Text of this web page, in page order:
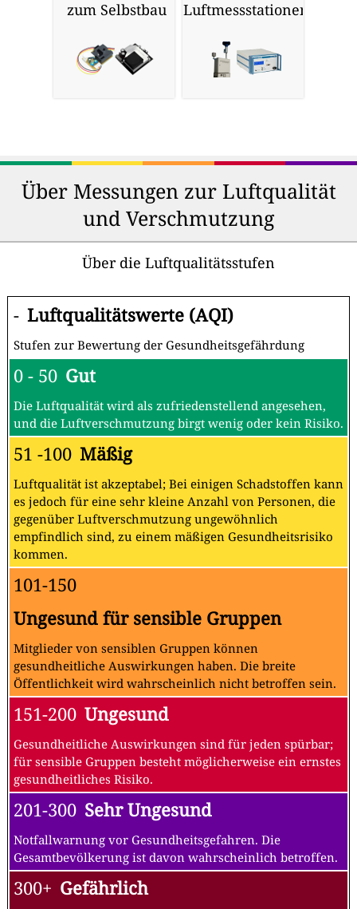
zum Selbstbau
Luftmessstationen
Über Messungen zur Luftqualität
und Verschmutzung
Über die Luftqualitätsstufen
- Luftqualitätswerte (AQI)
Stufen zur Bewertung der Gesundheitsgefährdung
0 - 50 Gut
Die Luftqualität wird als zufriedenstellend angesehen,
und die Luftverschmutzung birgt wenig oder kein Risiko.
51 -100 Mäßig
Luftqualität ist akzeptabel; Bei einigen Schadstoffen kann
es jedoch für eine sehr kleine Anzahl von Personen, die
gegenüber Luftverschmutzung ungewöhnlich
empfindlich sind, zu einem mäßigen Gesundheitsrisiko
kommen.
101-150
Ungesund für sensible Gruppen
Mitglieder von sensiblen Gruppen können
gesundheitliche Auswirkungen haben. Die breite
Öffentlichkeit wird wahrscheinlich nicht betroffen sein.
151-200 Ungesund
Gesundheitliche Auswirkungen sind für jeden spürbar;
für sensible Gruppen besteht möglicherweise ein ernstes
gesundheitliches Risiko.
201-300 Sehr Ungesund
Notfallwarnung vor Gesundheitsgefahren. Die
Gesamtbevölkerung ist davon wahrscheinlich betroffen.
300+ Gefährlich